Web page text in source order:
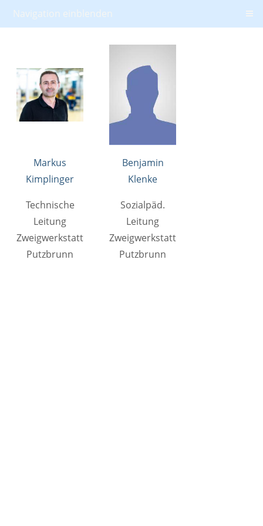
Navigation einblenden
Markus
Kimplinger
Benjamin
Klenke
Technische
Leitung
Zweigwerkstatt
Putzbrunn
Sozialpäd.
Leitung
Zweigwerkstatt
Putzbrunn